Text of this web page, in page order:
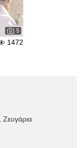
5
1472
Zευγάρια